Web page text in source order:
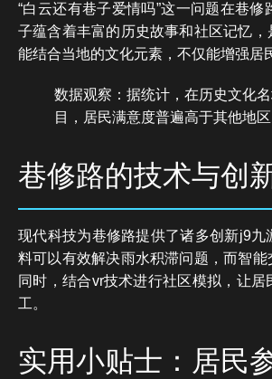
“白云还有巷子爱情吗”这一问题在巷
子蕴含着丰富的历史故事和社区记忆
能结合当地的文化元素，不仅能增强
数据观察：据统计，在历史文化
目，居民满意度普遍高于其他地区
巷修路的技术与创
现代科技为巷修路提供了诸多创新j9
料可以有效解决雨水积滞问题，而智
同时，结合vr技术进行社区模拟，让
工。
实用小贴士：居民